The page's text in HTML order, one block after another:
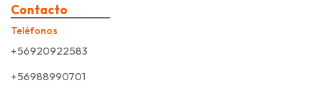
Contacto
Teléfonos
+56920922583
+56988990701